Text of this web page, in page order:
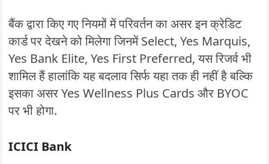
बैंक द्वारा किए गए नियमों में परिवर्तन का असर इन क्रेडिट
कार्ड पर देखने को मिलेगा जिनमें Select, Yes Marquis,
Yes Bank Elite, Yes First Preferred, यस रिजर्व भी
शामिल हैं हालांकि यह बदलाव सिर्फ यहा तक ही नहीं है बल्कि
इसका असर Yes Wellness Plus Cards और BYOC
पर भी होगा.
ICICI Bank